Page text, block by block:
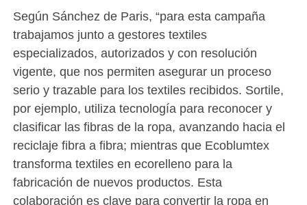
Según Sánchez de Paris, “para esta campaña
trabajamos junto a gestores textiles
especializados, autorizados y con resolución
vigente, que nos permiten asegurar un proceso
serio y trazable para los textiles recibidos. Sortile,
por ejemplo, utiliza tecnología para reconocer y
clasificar las fibras de la ropa, avanzando hacia el
reciclaje fibra a fibra; mientras que Ecoblumtex
transforma textiles en ecorelleno para la
fabricación de nuevos productos. Esta
colaboración es clave para convertir la ropa en